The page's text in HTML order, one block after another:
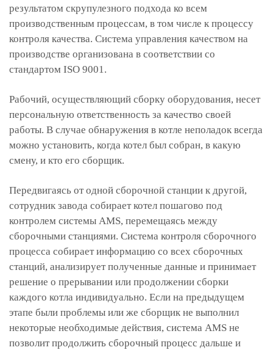
результатом скрупулезного подхода ко всем
производственным процессам, в том числе к процессу
контроля качества. Система управления качеством на
производстве организована в соответствии со
стандартом ISO 9001.
Рабочий, осуществляющий сборку оборудования, несет
персональную ответственность за качество своей
работы. В случае обнаружения в котле неполадок всегда
можно установить, когда котел был собран, в какую
смену, и кто его сборщик.
Передвигаясь от одной сборочной станции к другой,
сотрудник завода собирает котел пошагово под
контролем системы AMS, перемещаясь между
сборочными станциями. Система контроля сборочного
процесса собирает информацию со всех сборочных
станций, анализирует полученные данные и принимает
решение о прерывании или продолжении сборки
каждого котла индивидуально. Если на предыдущем
этапе были проблемы или же сборщик не выполнил
некоторые необходимые действия, система AMS не
позволит продолжить сборочный процесс дальше и